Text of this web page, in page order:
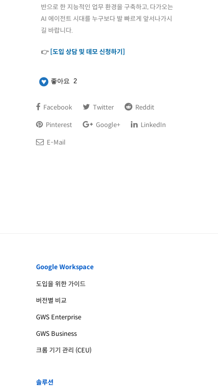
반으로 한 지능적인 업무 환경을 구축하고, 다가오는
AI 에이전트 시대를 누구보다 발 빠르게 앞서나가시
길 바랍니다.
👉 [도입 상담 및 데모 신청하기]
좋아요 2
Facebook Twitter Reddit
Pinterest Google+ LinkedIn
E-Mail
Google Workspace
도입을 위한 가이드
버전별 비교
GWS Enterprise
GWS Business
크롬 기기 관리 (CEU)
솔루션